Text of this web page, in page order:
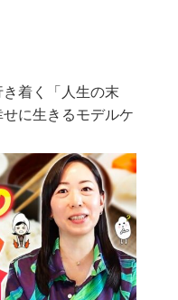
き着く「人生の末
に生きるモデルケ